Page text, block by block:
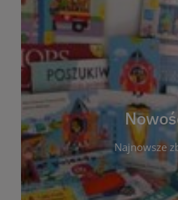
Najnowsze
W tej sekcji prezentujemy
audiobooki oraz filmy, które
zbiorów Miejskiej
Starachowicach. Regularnie
aby Czytelnicy mogli na
tytuły i najciekawsze
pozycja opatrzona jest
informacją o dostępności w
do częstych odwiedzin –
niemal każdego tygodnia!